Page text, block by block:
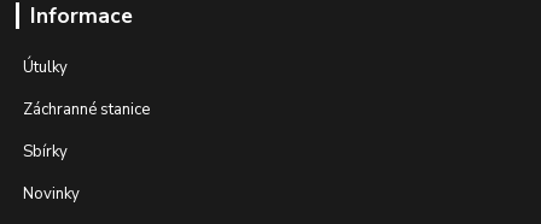
Informace
Útulky
Záchranné stanice
Sbírky
Novinky